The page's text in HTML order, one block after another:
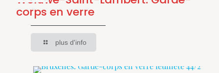
corps en verre
plus d'info